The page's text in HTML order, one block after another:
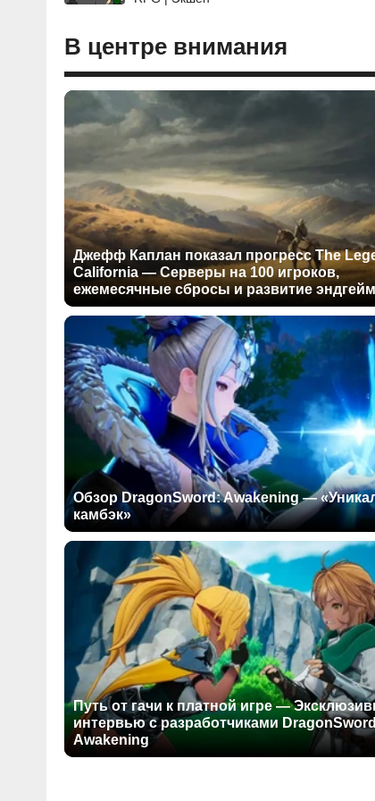
В центре внимания
Джефф Каплан показал прогресс The
California — Серверы на 100 игроков,
ежемесячные сбросы и развитие
Обзор DragonSword: Awakening —
камбэк»
Путь от гачи к платной игре —
интервью с разработчиками
Awakening